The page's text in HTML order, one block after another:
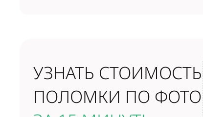
УЗНАТЬ СТОИМОСТЬ
ПОЛОМКИ ПО ФОТО